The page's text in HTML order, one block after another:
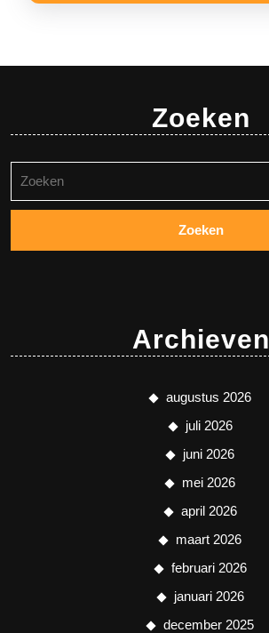
Zoeken
naar:
Archieven
augustus 2026
juli 2026
juni 2026
mei 2026
april 2026
maart 2026
februari 2026
januari 2026
december 2025